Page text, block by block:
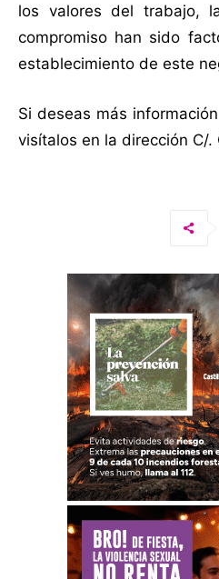
los valores del trabajo,
compromiso han sido
establecimiento de este
Si deseas más
visítalos en la dirección C/.